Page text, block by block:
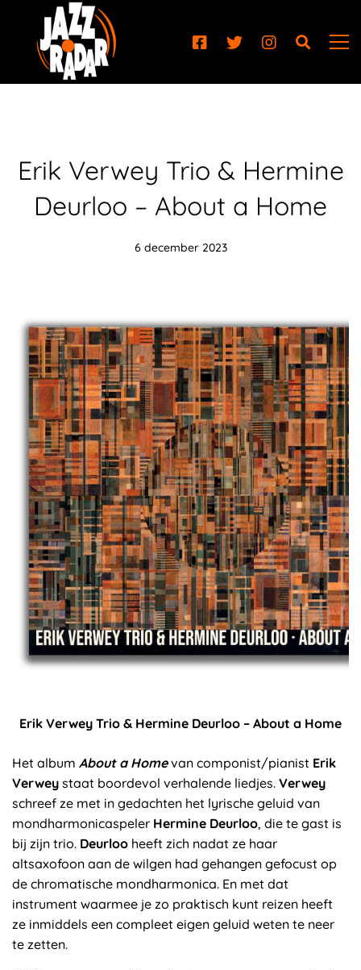
Erik Verwey Trio & Hermine
Deurloo – About a Home
6 december 2023
Erik Verwey Trio & Hermine Deurloo – About a Home
Het album About a Homevan componist/pianist Erik
Verwey staat boordevol verhalende liedjes. Verwey
schreef ze met in gedachten het lyrische geluid van
mondharmonicaspeler Hermine Deurloo, die te gast is
bij zijn trio. Deurloo heeft zich nadat ze haar
altsaxofoon aan de wilgen had gehangen gefocust op
de chromatische mondharmonica. En met dat
instrument waarmee je zo praktisch kunt reizen heeft
ze inmiddels een compleet eigen geluid weten te neer
te zetten.